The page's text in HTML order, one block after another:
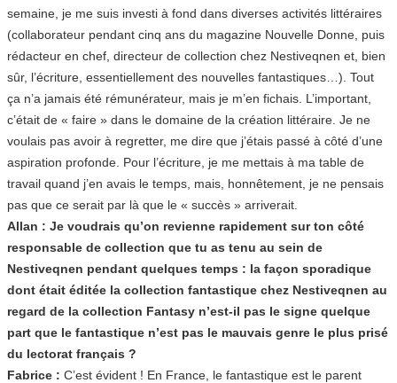
semaine, je me suis investi à fond dans diverses activités littéraires
(collaborateur pendant cinq ans du magazine Nouvelle Donne, puis
rédacteur en chef, directeur de collection chez Nestiveqnen et, bien
sûr, l’écriture, essentiellement des nouvelles fantastiques…). Tout
ça n’a jamais été rémunérateur, mais je m’en fichais. L’important,
c’était de « faire » dans le domaine de la création littéraire. Je ne
voulais pas avoir à regretter, me dire que j’étais passé à côté d’une
aspiration profonde. Pour l’écriture, je me mettais à ma table de
travail quand j’en avais le temps, mais, honnêtement, je ne pensais
pas que ce serait par là que le « succès » arriverait.
Allan : Je voudrais qu’on revienne rapidement sur ton côté
responsable de collection que tu as tenu au sein de
Nestiveqnen pendant quelques temps : la façon sporadique
dont était éditée la collection fantastique chez Nestiveqnen au
regard de la collection Fantasy n’est-il pas le signe quelque
part que le fantastique n’est pas le mauvais genre le plus prisé
du lectorat français ?
Fabrice : C’est évident ! En France, le fantastique est le parent